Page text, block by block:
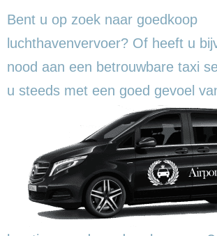
Bent u op zoek naar goedkoop
luchthavenvervoer? Of heeft u
nood aan een betrouwbare taxi
u steeds met een goed gevoel